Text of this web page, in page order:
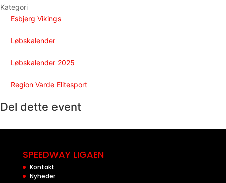
Kategori
Esbjerg Vikings
Løbskalender
Løbskalender 2025
Region Varde Elitesport
Del dette event
SPEEDWAY LIGAEN
Kontakt
Nyheder